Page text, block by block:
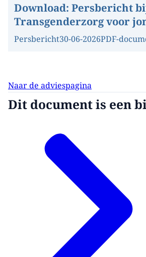
Download: Persbericht
Transgenderzorg voor
Persbericht30-06-2026PDF-
Naar de adviespagina
Dit document is een